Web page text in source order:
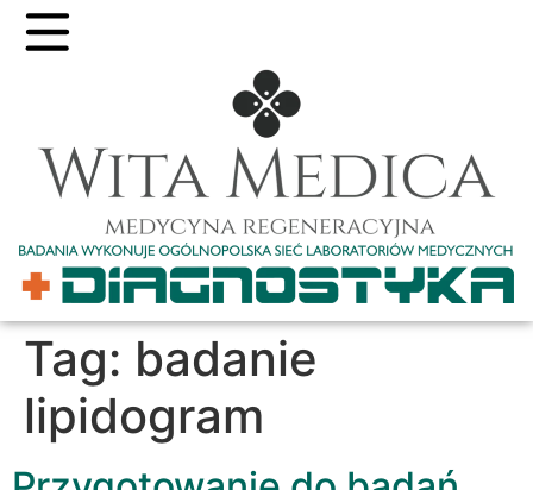
Tag: badanie
lipidogram